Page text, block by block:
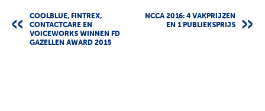
COOLBLUE, FINTREX,
CONTACTCARE EN
VOICEWORKS WINNEN FD
GAZELLEN AWARD 2015
NCCA 2016: 4 VAKPRIJZEN
EN 1 PUBLIEKSPRIJS